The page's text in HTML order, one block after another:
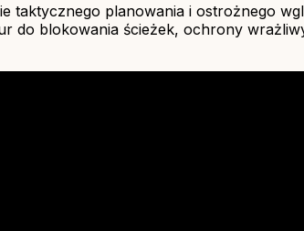
taktycznego planowania i ostrożnego
do blokowania ścieżek, ochrony